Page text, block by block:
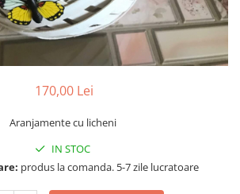
170,00 Lei
Aranjamente cu licheni
IN STOC
produs la comanda. 5-7 zile lucratoare